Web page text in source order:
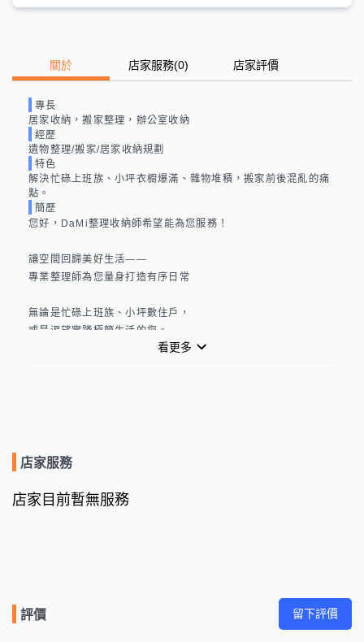
關於 店家服務(0) 店家評價
專長
居家收納，搬家整理，辦公室收納
經歷
遺物整理/搬家/居家收納規劃
特色
解決忙碌上班族、小坪衣櫥爆滿、雜物堆積，搬家前後混亂的痛
點。
簡歷
您好，DaMi整理收納師希望能為您服務！
讓空間回歸美好生活——
專業整理師為您量身打造有序日常
無論是忙碌上班族、小坪數住戶，
或是渴望實踐極簡生活的您。
我們專精「空間規劃」與「收納設計」，
不只提供「空間魔術師」級的改造方案，
助您徹底告別雜亂，提升生活品質。
看更多
店家服務
店家目前暫無服務
評價 留下評價